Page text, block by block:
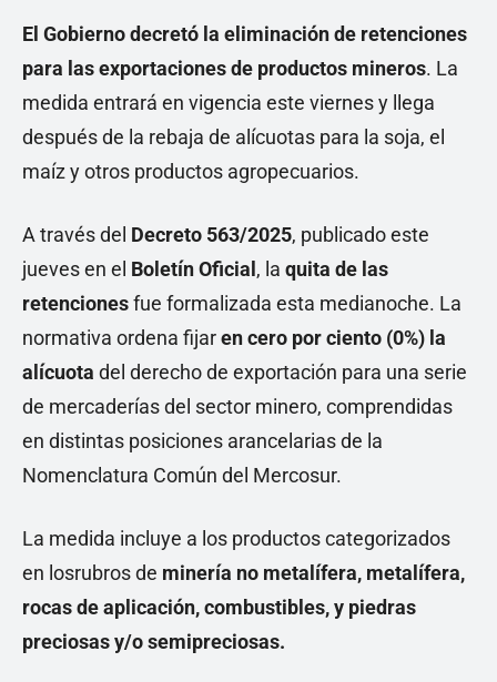
El Gobierno decretó la eliminación de retenciones
para las exportaciones de productos mineros. La
medida entrará en vigencia este viernes y llega
después de la rebaja de alícuotas para la soja, el
maíz y otros productos agropecuarios.
A través del Decreto 563/2025, publicado este
jueves en el Boletín Oficial , la quita de las
retencionesfue formalizada esta medianoche. La
normativa ordena fijaren cero por ciento (0%) la
alícuota del derecho de exportación para una serie
de mercaderías del sector minero, comprendidas
en distintas posiciones arancelarias de la
Nomenclatura Común del Mercosur.
La medida incluye a los productos categorizados
en losrubros de minería no metalífera, metalífera,
rocas de aplicación, combustibles, y piedras
preciosas y/o semipreciosas.